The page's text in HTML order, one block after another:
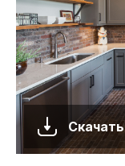
Скачать